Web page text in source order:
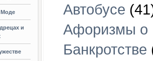
и
Автобусе
Афоризмы о
Банкротстве